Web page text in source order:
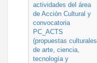
actividades del área
de Acción Cultural y
convocatoria
PC_ACTS
(propuestas culturales
de arte, ciencia,
tecnología y